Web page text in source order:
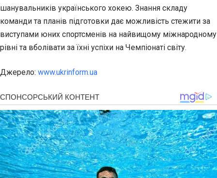
шанувальників українського хокею. Знання складу
команди та планів підготовки дає можливість стежити за
виступами юних спортсменів на найвищому міжнародному
рівні та вболівати за їхні успіхи на Чемпіонаті світу.
Джерело: www.ukrinform.ua